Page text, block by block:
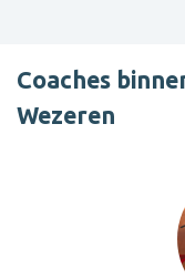
Coaches
Wezeren